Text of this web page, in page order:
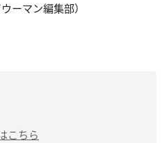
ーマン編集部）
こちら